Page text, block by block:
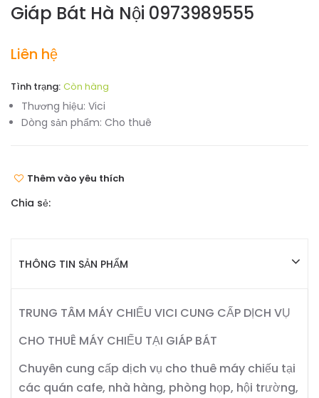
Giáp Bát Hà Nội 0973989555
Liên hệ
Tình trạng: Còn hàng
Thương hiệu: Vici
Dòng sản phẩm: Cho thuê
Thêm vào yêu thích
Chia sẻ:
THÔNG TIN SẢN PHẨM
TRUNG TÂM MÁY CHIẾU VICI CUNG CẤP DỊCH VỤ
CHO THUÊ MÁY CHIẾU TẠI GIÁP BÁT
Chuyên cung cấp dịch vụ cho thuê máy chiếu tại
các quán cafe, nhà hàng, phòng họp, hội trường,